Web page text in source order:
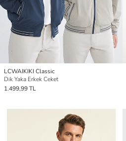
LCWAIKIKI Classic
Dik Yaka Erkek Ceket
1.499,99 TL